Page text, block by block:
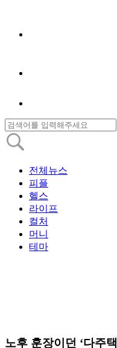
전체뉴스
피플
헬스
라이프
컬처
머니
테마
노후 훈장이던 ‘다주